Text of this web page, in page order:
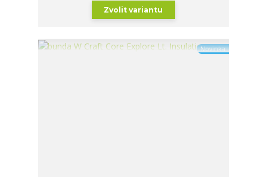
Zvolit variantu
Novinka